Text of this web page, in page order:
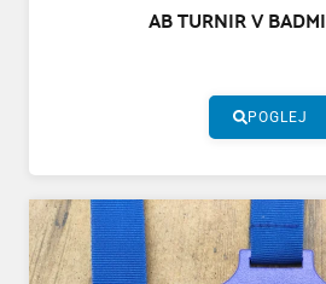
AB TURNIR V
POGLEJ